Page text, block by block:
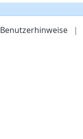
Benutzerhinweise |